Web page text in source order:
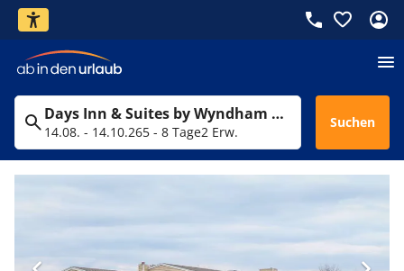
Days Inn & Suites by Wyndham Baxter Brainerd Area
14.08. - 14.10.265 - 8 Tage2 Erw.
Suchen